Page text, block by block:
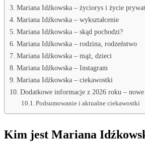
Mariana Idźkowska – życiorys i życie
Mariana Idźkowska – wykształcenie
Mariana Idźkowska – skąd pochodzi?
Mariana Idźkowska – rodzina, rodzeństwo
Mariana Idźkowska – mąż, dzieci
Mariana Idźkowska – Instagram
Mariana Idźkowska – ciekawostki
Dodatkowe informacje z 2026 roku –
Podsumowanie i aktualne ciekawostki
Kim jest Mariana